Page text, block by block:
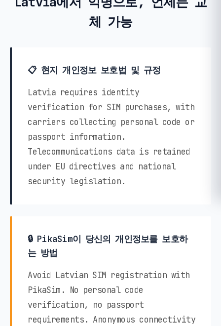
체 가능
📋 현지 개인정보 보호법 및 규정
Latvia requires identity
verification for SIM purchases, with
carriers collecting personal code or
passport information.
Telecommunications data is retained
under EU directives and national
security legislation.
🔒 PikaSim이 당신의 개인정보를 보호하
는 방법
Avoid Latvian SIM registration with
PikaSim. No personal code
verification, no passport
requirements. Anonymous connectivity